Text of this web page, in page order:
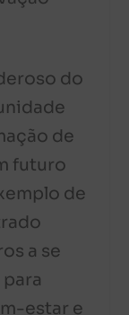
do
de
futuro
de
a se
estar e